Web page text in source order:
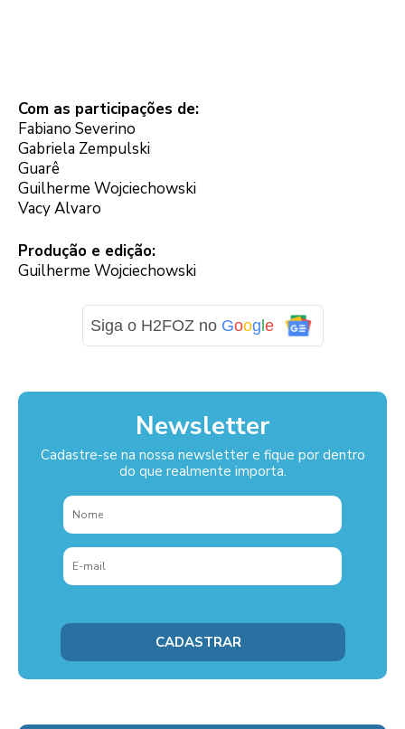
Com as participações de:
Fabiano Severino
Gabriela Zempulski
Guarê
Guilherme Wojciechowski
Vacy Alvaro
Produção e edição:
Guilherme Wojciechowski
Siga o H2FOZ no Google
Newsletter
Cadastre-se na nossa newsletter e fique por dentro
do que realmente importa.